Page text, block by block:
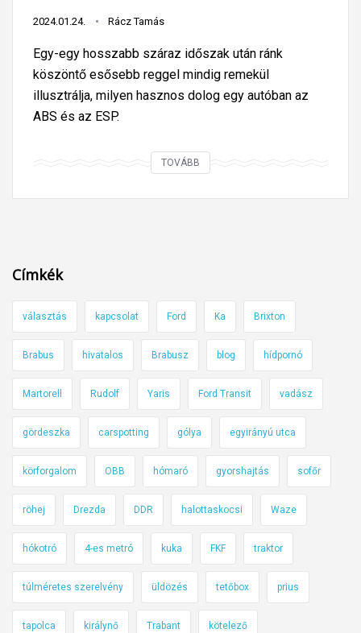
r
m
ű
t
r
k
é
b
ő
o
b
i
l
o
z
2024.01.24. Rácz Tamás
Egy-egy hosszabb száraz időszak után ránk
köszöntő esősebb reggel mindig remekül
illusztrálja, milyen hasznos dolog egy autóban az
ABS és az ESP.
TOVÁBB
a
p
a
d
é
,
p
o
t
g
n
i
Címkék
választás kapcsolat Ford Ka Brixton
Brabus hivatalos Brabusz blog hídpornó
Martorell Rudolf Yaris Ford Transit vadász
gördeszka carspotting gólya egyirányú utca
körforgalom OBB hómaró gyorshajtás sofőr
röhej Drezda DDR halottaskocsi Waze
hókotró 4-es metró kuka FKF traktor
túlméretes szerelvény üldözés tetőbox prius
tapolca királynő Trabant kötelező